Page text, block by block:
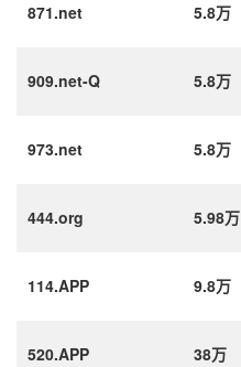
871.net 5.8万
909.net-Q 5.8万
973.net 5.8万
444.org 5.98万
114.APP 9.8万
520.APP 38万